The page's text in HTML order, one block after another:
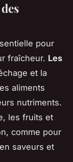
pour
fraîcheur. Les
et la
aliments
nutriments.
les fruits et
comme pour
saveurs et